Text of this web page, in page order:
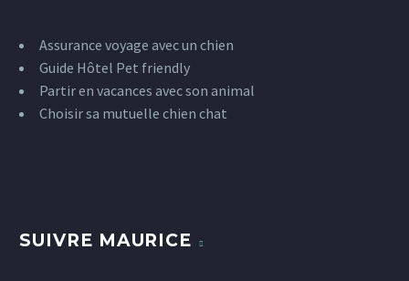
Assurance voyage avec un chien
Guide Hôtel Pet friendly
Partir en vacances avec son animal
Choisir sa mutuelle chien chat
SUIVRE MAURICE